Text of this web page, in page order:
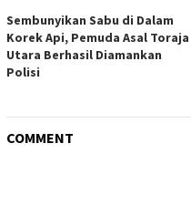
Sembunyikan Sabu di Dalam
Korek Api, Pemuda Asal Toraja
Utara Berhasil Diamankan
Polisi
COMMENT